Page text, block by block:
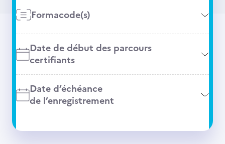
Formacode(s)
Date de début des parcours
certifiants
Date d’échéance
de l’enregistrement